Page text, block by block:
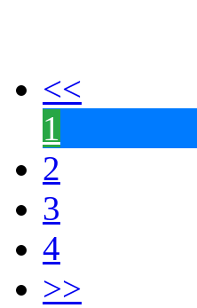
<<
1
2
3
4
>>